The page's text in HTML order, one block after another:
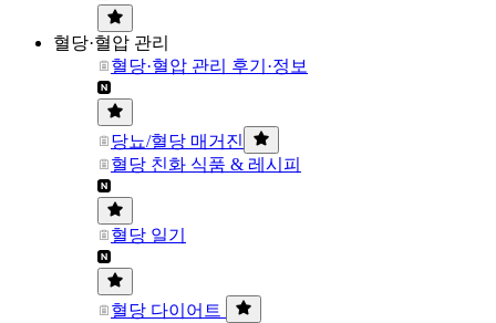
혈당·혈압 관리
혈당·혈압 관리 후기·정보
당뇨/혈당 매거진
혈당 친화 식품 & 레시피
혈당 일기
혈당 다이어트